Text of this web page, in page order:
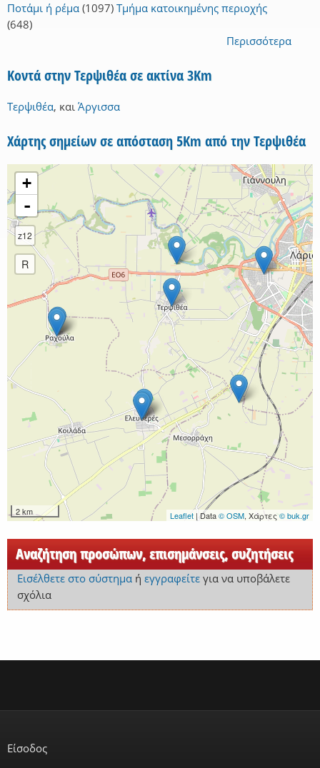
Ποτάμι ή ρέμα (1097) Τμήμα κατοικημένης περιοχής
(648)
Περισσότερα
Κοντά στην Τερψιθέα σε ακτίνα 3Km
Τερψιθέα, και Άργισσα
Χάρτης σημείων σε απόσταση 5Km από την Τερψιθέα
+
-
z12
R
2 km Leaflet | Data© OSM, Χάρτες © buk.gr
Αναζήτηση προσώπων, επισημάνσεις, συζητήσεις
Εισέλθετε στο σύστημαή εγγραφείτεγια να υποβάλετε
σχόλια
Είσοδος